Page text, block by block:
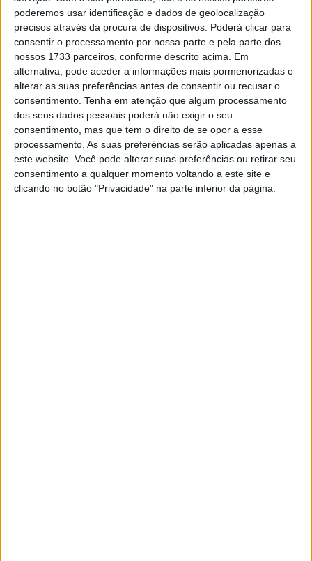
poderemos usar identificação e dados de geolocalização
precisos através da procura de dispositivos. Poderá clicar para
consentir o processamento por nossa parte e pela parte dos
nossos 1733 parceiros, conforme descrito acima. Em
alternativa, pode aceder a informações mais pormenorizadas e
alterar as suas preferências antes de consentir ou recusar o
consentimento. Tenha em atenção que algum processamento
dos seus dados pessoais poderá não exigir o seu
consentimento, mas que tem o direito de se opor a esse
processamento. As suas preferências serão aplicadas apenas a
este website. Você pode alterar suas preferências ou retirar seu
consentimento a qualquer momento voltando a este site e
clicando no botão "Privacidade" na parte inferior da página.
ter experiência suficiente pode ser inseguro e aumentar
as possibilidades de problemas.
2.Utilização da moto
Artigos relacionados
Bultaco Rally GT 300 revelada
Novas Leatt ADV HydraDri 8.5